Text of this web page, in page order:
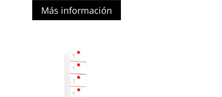
Más información